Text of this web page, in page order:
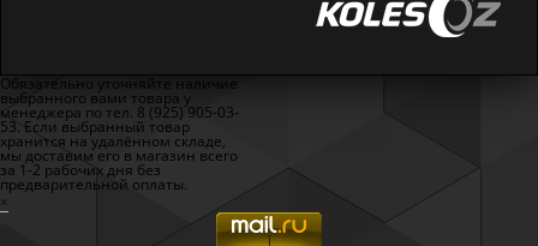
Обязательно уточняйте наличие
выбранного вами товара у
менеджера по тел. 8 (925) 905-03-
53. Если выбранный товар
хранится на удалённом складе,
мы доставим его в магазин всего
за 1-2 рабочих дня без
предварительной оплаты.
×